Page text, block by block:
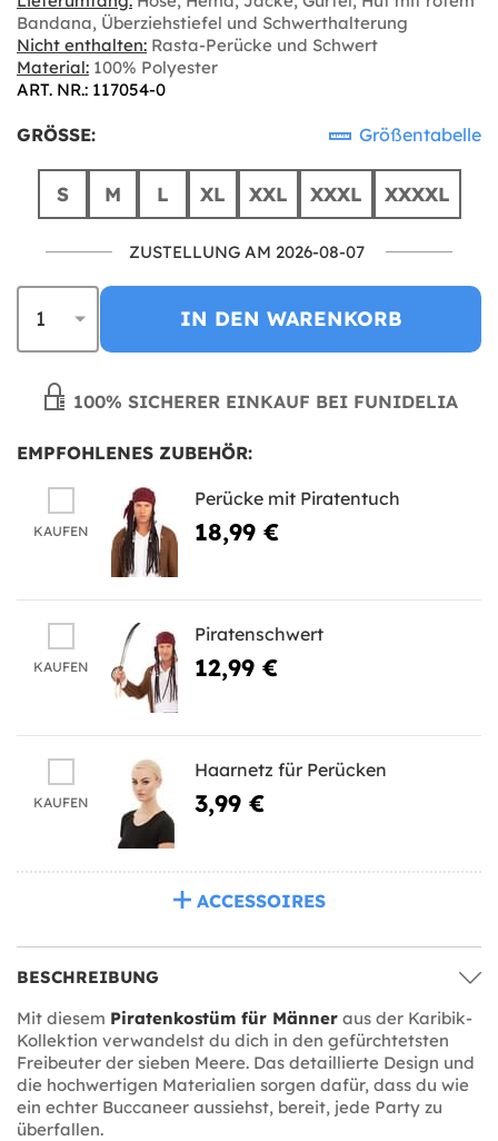
Bandana, Überziehstiefel und Schwerthalterung
Nicht enthalten: Rasta-Perücke und Schwert
Material: 100% Polyester
ART. NR.: 117054-0
GRÖSSE: Größentabelle
S M L XL XXL XXXL XXXXL
ZUSTELLUNG AM 2026-08-07
IN DEN WARENKORB
100% SICHERER EINKAUF BEI FUNIDELIA
EMPFOHLENES ZUBEHÖR:
KAUFEN
Perücke mit Piratentuch
18,99 €
KAUFEN
Piratenschwert
12,99 €
KAUFEN
Haarnetz für Perücken
3,99 €
ACCESSOIRES
BESCHREIBUNG
Mit diesem Piratenkostüm für Männer aus der Karibik-
Kollektion verwandelst du dich in den gefürchtetsten
Freibeuter der sieben Meere. Das detaillierte Design und
die hochwertigen Materialien sorgen dafür, dass du wie
ein echter Buccaneer aussiehst, bereit, jede Party zu
überfallen.